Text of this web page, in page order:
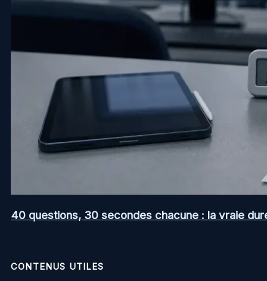
40 questions, 30 secondes chacune : la vraie
CONTENUS UTILES